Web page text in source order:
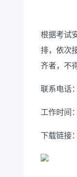
根据考试
排，依次
齐者，不
联系电话：
工作时间
下载链接：